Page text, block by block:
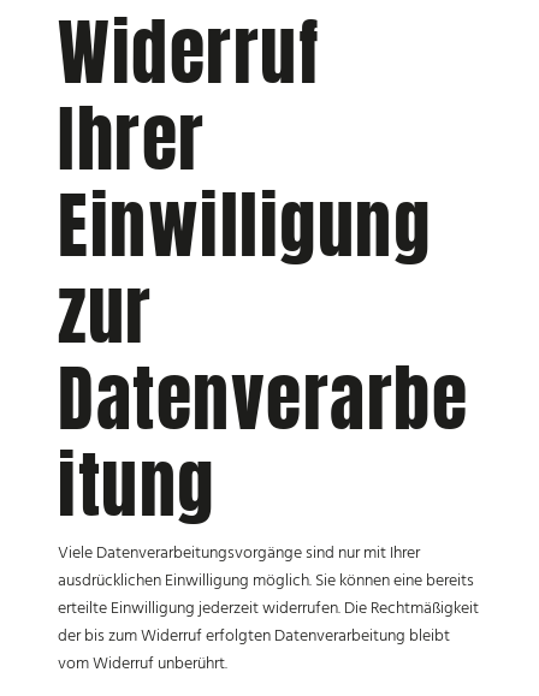
Widerruf
Ihrer
Einwilligung
zur
Datenverarbe
itung
Viele Datenverarbeitungsvorgänge sind nur mit Ihrer
ausdrücklichen Einwilligung möglich. Sie können eine bereits
erteilte Einwilligung jederzeit widerrufen. Die Rechtmäßigkeit
der bis zum Widerruf erfolgten Datenverarbeitung bleibt
vom Widerruf unberührt.